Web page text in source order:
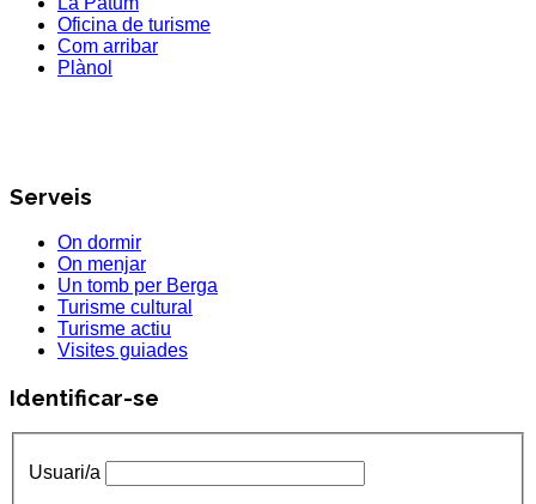
Oficina de turisme
Com arribar
Plànol
Serveis
On dormir
On menjar
Un tomb per Berga
Turisme cultural
Turisme actiu
Visites guiades
Identificar-se
Usuari/a